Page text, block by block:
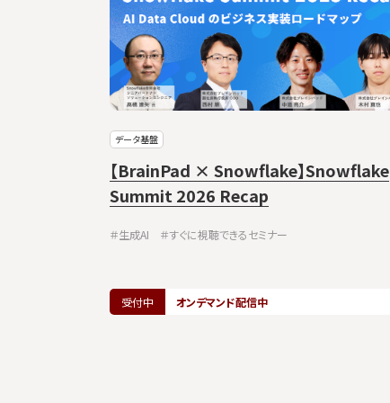
データ基盤
【BrainPad × Snowflake】Snowflake
Summit 2026 Recap
＃生成AI ＃すぐに視聴できるセミナー
受付中 オンデマンド配信中